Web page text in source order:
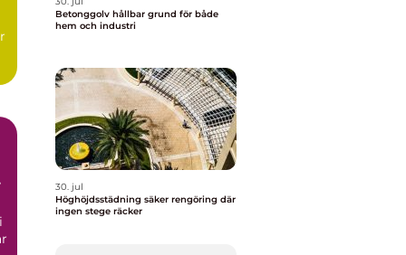
Betonggolv hållbar grund för både
hem och industri
30. jul
Höghöjdsstädning säker rengöring där
ingen stege räcker